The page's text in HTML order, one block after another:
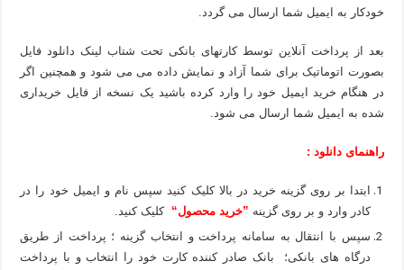
خودکار به ایمیل شما ارسال می گردد.
بعد از پرداخت آنلاین توسط کارتهای بانکی تحت شتاب لینک دانلود فایل
بصورت اتوماتیک برای شما آزاد و نمایش داده می می شود و همچنین اگر
در هنگام خرید ایمیل خود را وارد کرده باشید یک نسخه از فایل خریداری
شده به ایمیل شما ارسال می شود.
راهنمای دانلود :
ابتدا بر روی گزینه خرید در بالا کلیک کنید سپس نام و ایمیل خود را در
کادر وارد و بر روی گزینه ”خرید محصول“
کلیک کنید.
سپس با انتقال به سامانه پرداخت و انتخاب گزینه ؛ پرداخت از طریق
درگاه های بانکی؛ بانک صادر کننده کارت خود را انتخاب و با پرداخت